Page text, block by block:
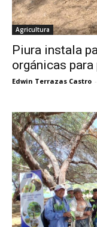
Agricultura
Piura instala
orgánicas
Edwin Terrazas Castro -